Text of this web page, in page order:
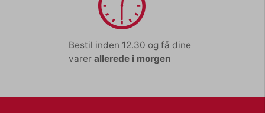
Bestil inden 12.30 og få dine
varer allerede i morgen